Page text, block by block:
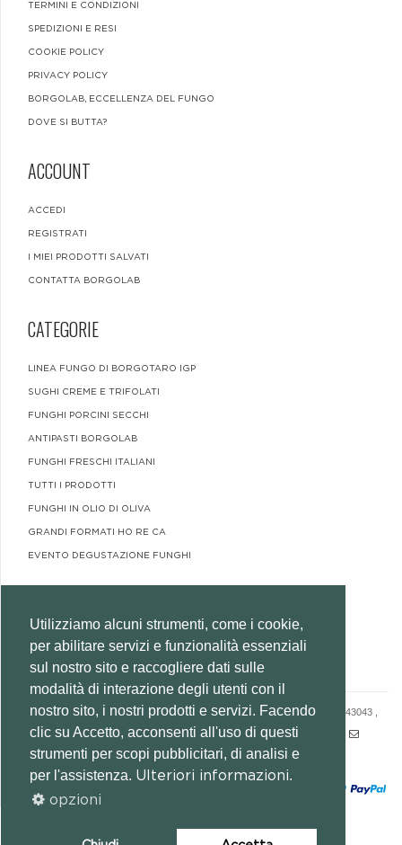
Utilizziamo alcuni strumenti, come i cookie,
per abilitare servizi e funzionalità essenziali
sul nostro sito e raccogliere dati sulle
modalità di interazione degli utenti con il
nostro sito, i nostri prodotti e servizi. Facendo
clic su Accetto, acconsenti all'uso di questi
strumenti per scopi pubblicitari, di analisi e
per l'assistenza. Ulteriori informazioni.
opzioni
TERMINI E CONDIZIONI
SPEDIZIONI E RESI
COOKIE POLICY
PRIVACY POLICY
BORGOLAB, ECCELLENZA DEL FUNGO
DOVE SI BUTTA?
ACCOUNT
ACCEDI
REGISTRATI
I MIEI PRODOTTI SALVATI
CONTATTA BORGOLAB
CATEGORIE
LINEA FUNGO DI BORGOTARO IGP
SUGHI CREME E TRIFOLATI
FUNGHI PORCINI SECCHI
ANTIPASTI BORGOLAB
FUNGHI FRESCHI ITALIANI
TUTTI I PRODOTTI
FUNGHI IN OLIO DI OLIVA
GRANDI FORMATI HO RE CA
EVENTO DEGUSTAZIONE FUNGHI
CATALOGO BORGOLAB
© 2026 BORGOLAB SRL SOCIO UNICO - VIA CAMPO FORTUNA 1/B - 43043 ,
BORGOTARO (PARMA) - P.IVA:02643090349 -
+39 0525 921132 -
INFO@BORGOLAB.COM